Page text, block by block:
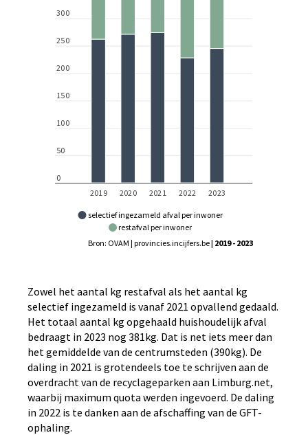
selectief ingezameld afval per inwoner
restafval per inwoner
Bron: OVAM | provincies.incijfers.be| 2019 - 2023
Zowel het aantal kg restafval als het aantal kg
selectief ingezameld is vanaf 2021 opvallend gedaald.
Het totaal aantal kg opgehaald huishoudelijk afval
bedraagt in 2023 nog 381kg. Dat is net iets meer dan
het gemiddelde van de centrumsteden (390kg). De
daling in 2021 is grotendeels toe te schrijven aan de
overdracht van de recyclageparken aan Limburg.net,
waarbij maximum quota werden ingevoerd. De daling
in 2022 is te danken aan de afschaffing van de GFT-
ophaling.